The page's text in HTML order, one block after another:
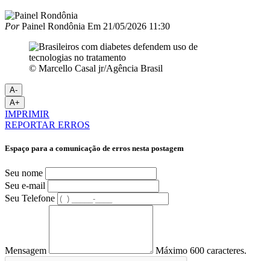
PorPainel Rondônia Em 21/05/2026 11:30
© Marcello Casal jr/Agência Brasil
A-
A+
IMPRIMIR
REPORTAR ERROS
Espaço para a comunicação de erros nesta postagem
Seu nome
Seu e-mail
Seu Telefone
Mensagem Máximo 600 caracteres.